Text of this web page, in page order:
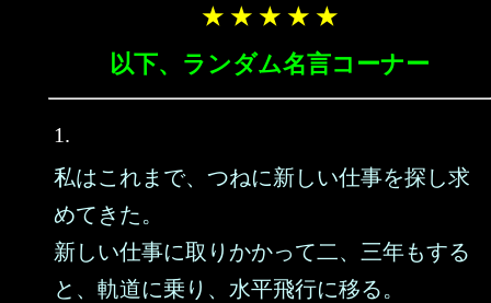
★ ★ ★ ★ ★
以下、ランダム名言コーナー
1.
私はこれまで、つねに新しい仕事を探し求
めてきた。
新しい仕事に取りかかって二、三年もする
と、軌道に乗り、水平飛行に移る。